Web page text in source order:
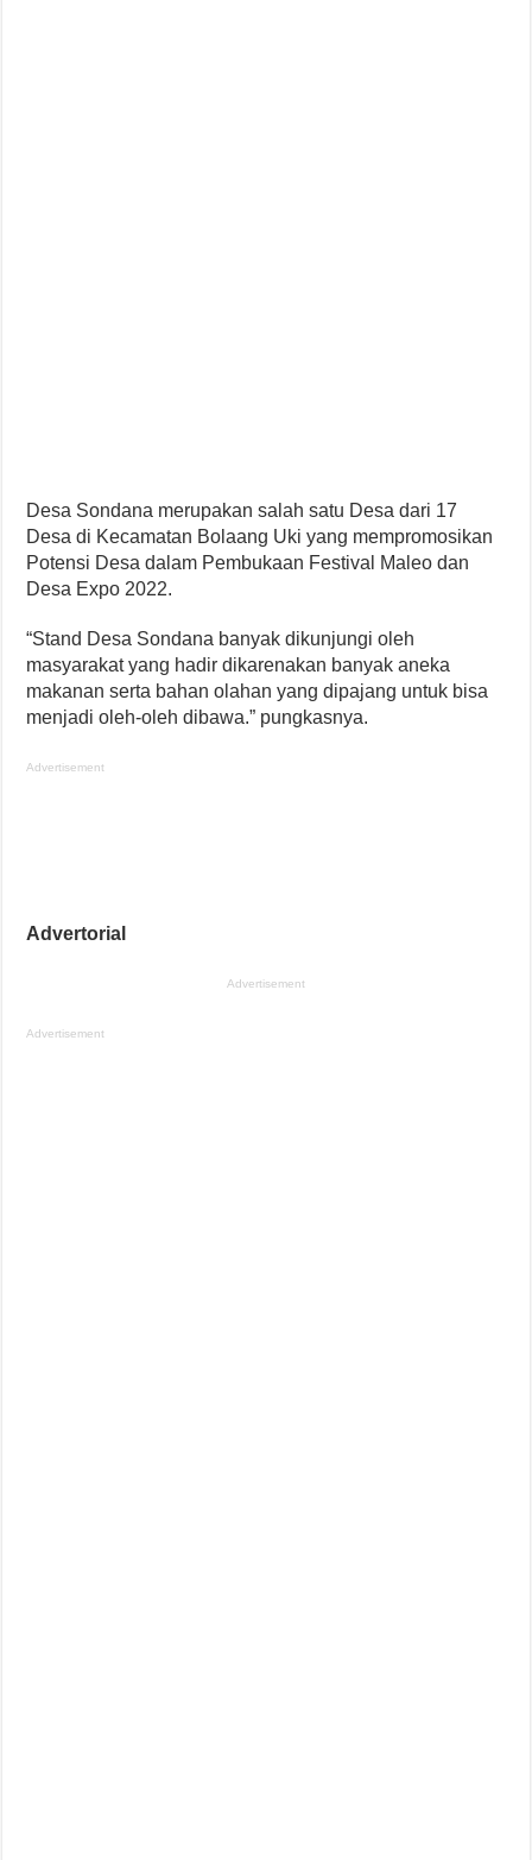
Desa Sondana merupakan salah satu Desa dari 17
Desa di Kecamatan Bolaang Uki yang mempromosikan
Potensi Desa dalam Pembukaan Festival Maleo dan
Desa Expo 2022.
“Stand Desa Sondana banyak dikunjungi oleh
masyarakat yang hadir dikarenakan banyak aneka
makanan serta bahan olahan yang dipajang untuk bisa
menjadi oleh-oleh dibawa.” pungkasnya.
Advertisement
Advertorial
Advertisement
Advertisement